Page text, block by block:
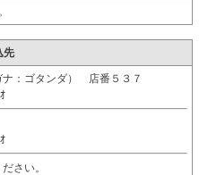
先
：ゴタンダ） 店番５３７
さい。